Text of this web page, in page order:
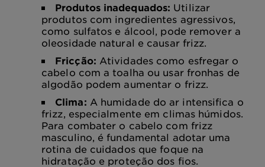
Produtos inadequados: Utilizar
produtos com ingredientes agressivos,
como sulfatos e álcool, pode remover a
oleosidade natural e causar frizz.
Fricção: Atividades como esfregar o
cabelo com a toalha ou usar fronhas de
algodão podem aumentar o frizz.
Clima: A humidade do ar intensifica o
frizz, especialmente em climas húmidos.
Para combater o cabelo com frizz
masculino, é fundamental adotar uma
rotina de cuidados que foque na
hidratação e proteção dos fios.